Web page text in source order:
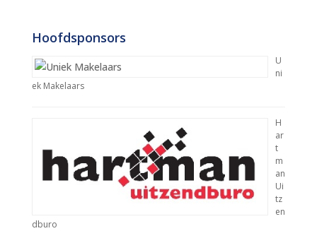
Hoofdsponsors
U
ni
ek Makelaars
H
ar
t
m
an
Ui
tz
en
dburo